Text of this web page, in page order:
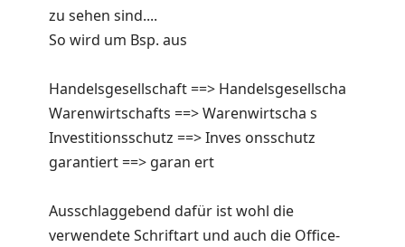
zu sehen sind....
So wird um Bsp. aus
Handelsgesellschaft ==> Handelsgesellscha
Warenwirtschafts ==> Warenwirtscha s
Investitionsschutz ==> Inves onsschutz
garantiert ==> garan ert
Ausschlaggebend dafür ist wohl die
verwendete Schriftart und auch die Office-